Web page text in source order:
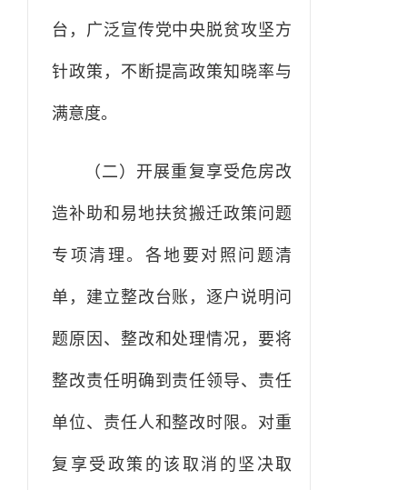
台，广泛宣传党中央脱贫攻坚方
针政策，不断提高政策知晓率与
满意度。
（二）开展重复享受危房改
造补助和易地扶贫搬迁政策问题
专项清理。各地要对照问题清
单，建立整改台账，逐户说明问
题原因、整改和处理情况，要将
整改责任明确到责任领导、责任
单位、责任人和整改时限。对重
复享受政策的该取消的坚决取